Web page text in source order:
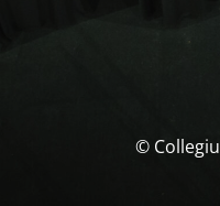
©